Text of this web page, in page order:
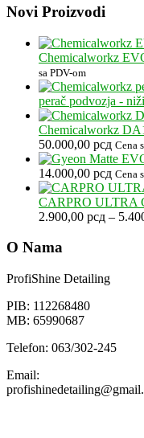
Footer
Novi Proizvodi
Chemicalworkz
sa PDV-om
perač podvozja - niži
Chemicalworkz
50.000,00 рсд Cena
14.000,00 рсд Cena
CARPRO ULTRA
2.900,00 рсд –
O Nama
ProfiShine Detailing
PIB: 112268480
MB: 65990687
Telefon: 063/302-245
Email: